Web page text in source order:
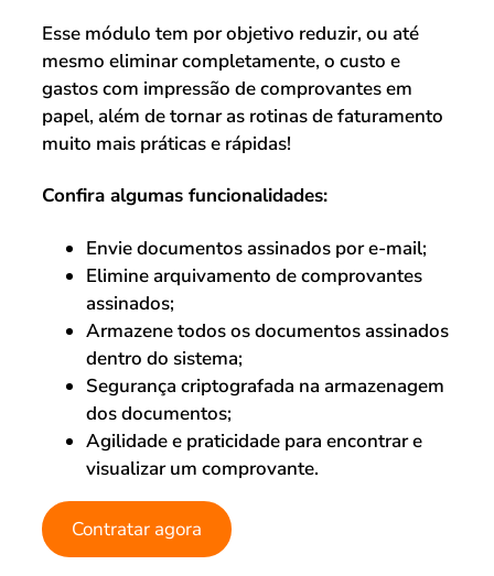
Esse módulo tem por objetivo reduzir, ou até
mesmo eliminar completamente, o custo e
gastos com impressão de comprovantes em
papel, além de tornar as rotinas de faturamento
muito mais práticas e rápidas!
Confira algumas funcionalidades:
Envie documentos assinados por e-mail;
Elimine arquivamento de comprovantes
assinados;
Armazene todos os documentos assinados
dentro do sistema;
Segurança criptografada na armazenagem
dos documentos;
Agilidade e praticidade para encontrar e
visualizar um comprovante.
Contratar agora